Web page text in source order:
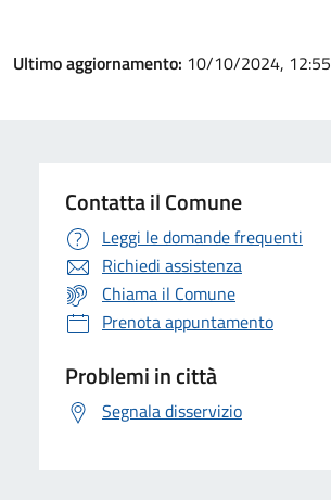
Ultimo aggiornamento: 10/10/2024, 12:55
Contatta il Comune
Leggi le domande frequenti
Richiedi assistenza
Chiama il Comune
Prenota appuntamento
Problemi in città
Segnala disservizio